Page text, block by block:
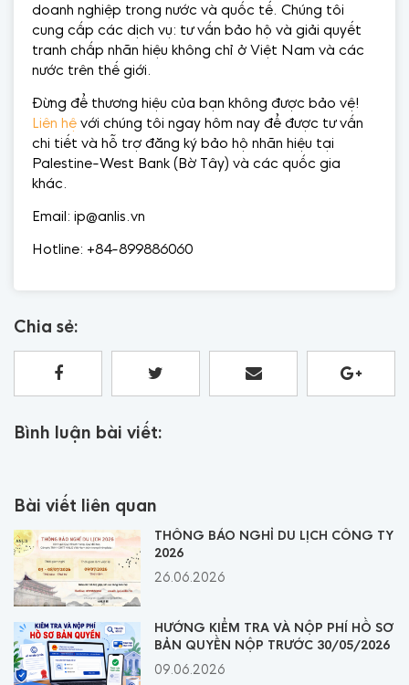
doanh nghiệp trong nước và quốc tế. Chúng tôi
cung cấp các dịch vụ: tư vấn bảo hộ và giải quyết
tranh chấp nhãn hiệu không chỉ ở Việt Nam và các
nước trên thế giới.
Đừng để thương hiệu của bạn không được bảo vệ!
Liên hệ với chúng tôi ngay hôm nay để được tư vấn
chi tiết và hỗ trợ đăng ký bảo hộ nhãn hiệu tại
Palestine-West Bank (Bờ Tây) và các quốc gia
khác.
Email: ip@anlis.vn
Hotline: +84-899886060
Chia sẻ:
Bình luận bài viết:
Bài viết liên quan
THÔNG BÁO NGHỈ DU LỊCH CÔNG TY
2026
26.06.2026
HƯỚNG KIỂM TRA VÀ NỘP PHÍ HỒ SƠ
BẢN QUYỀN NỘP TRƯỚC 30/05/2026
09.06.2026